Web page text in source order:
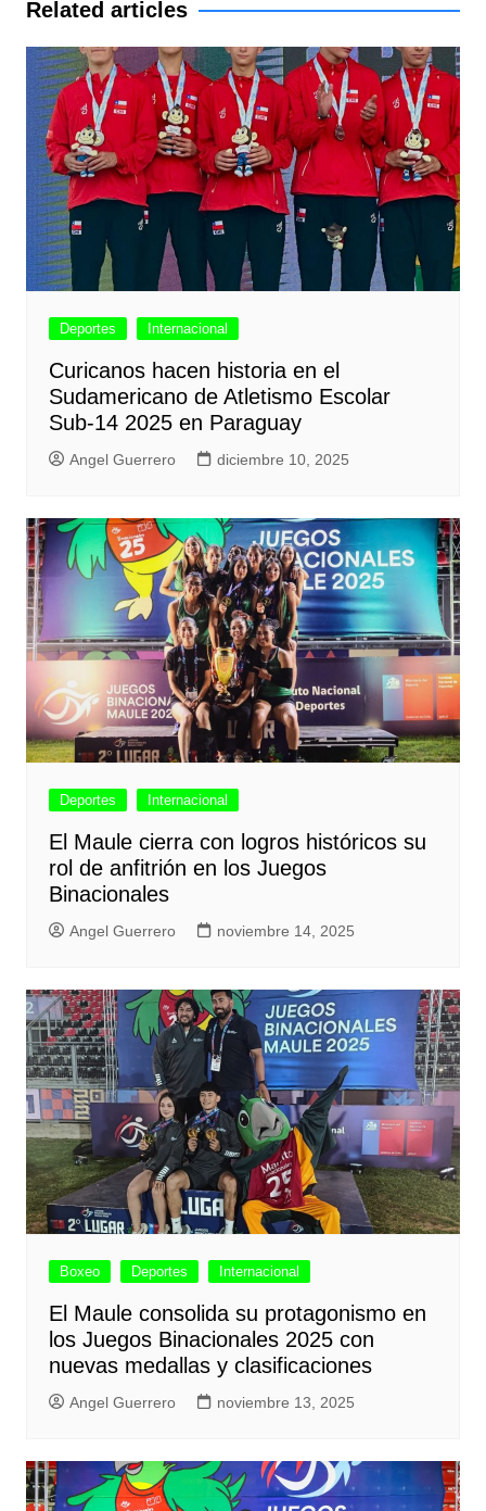
Related articles
Deportes Internacional
Curicanos hacen historia en el
Sudamericano de Atletismo Escolar
Sub-14 2025 en Paraguay
Angel Guerrero diciembre 10, 2025
Deportes Internacional
El Maule cierra con logros históricos su
rol de anfitrión en los Juegos
Binacionales
Angel Guerrero noviembre 14, 2025
Boxeo Deportes Internacional
El Maule consolida su protagonismo en
los Juegos Binacionales 2025 con
nuevas medallas y clasificaciones
Angel Guerrero noviembre 13, 2025